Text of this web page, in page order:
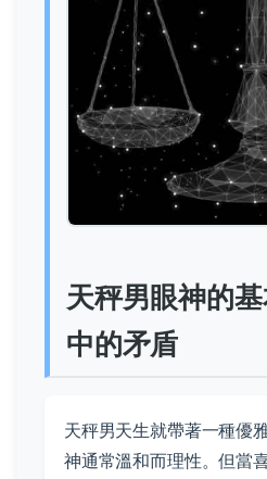
天秤男眼神的
中的矛盾
天秤男天生就帶著一種優
神通常溫和而理性。但當